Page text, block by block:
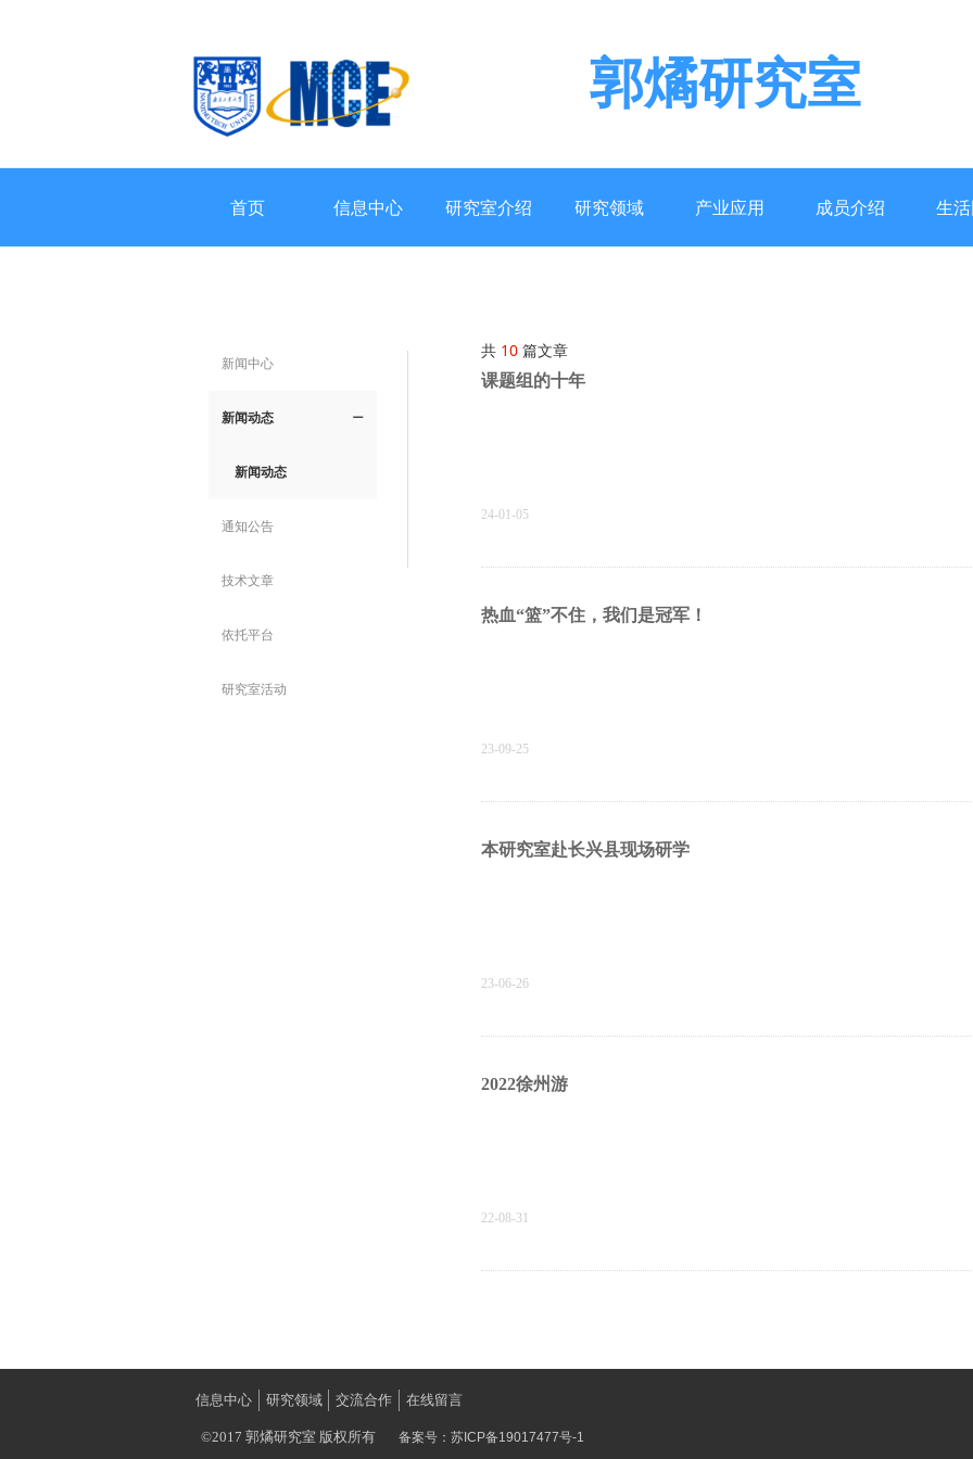
郭燏研究室
首页 信息中心 研究室介绍 研究领域 产业应用 成员介绍 生
共 10 篇文章
课题组的十年
24-01-05
热血“篮”不住，我们是冠军！
23-09-25
本研究室赴长兴县现场研学
23-06-26
2022徐州游
22-08-31
新闻中心
ꄵ
新闻动态
新闻动态
通知公告
技术文章
依托平台
研究室活动
信息中心 研究领域 交流合作 在线留言
©2017 郭燏研究室 版权所有 备案号： 苏ICP备19017477号-1